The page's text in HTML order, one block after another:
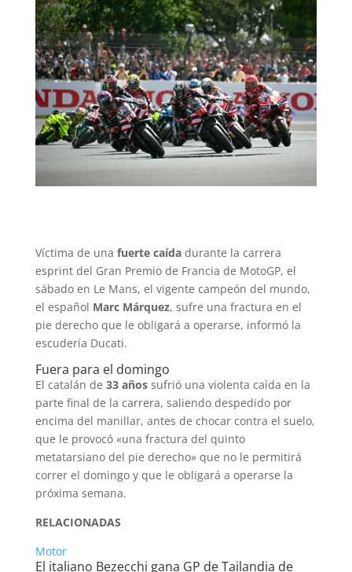
Víctima de una fuerte caídadurante la carrera
esprint del Gran Premio de Francia de MotoGP, el
sábado en Le Mans, el vigente campeón del mundo,
el español Marc Márquez, sufre una fractura en el
pie derecho que le obligará a operarse, informó la
escudería Ducati.
Fuera para el domingo
El catalán de 33 añossufrió una violenta caída en la
parte final de la carrera, saliendo despedido por
encima del manillar, antes de chocar contra el suelo,
que le provocó «una fractura del quinto
metatarsiano del pie derecho» que no le permitirá
correr el domingo y que le obligará a operarse la
próxima semana.
RELACIONADAS
Motor
El italiano Bezecchi gana GP de Tailandia de